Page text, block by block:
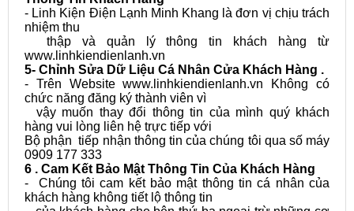
- Linh Kiện Điện Lạnh Minh Khang là đơn vị chịu trách
nhiệm thu
thập và quản lý thông tin khách hàng từ
www.linhkiendienlanh.vn
5- Chỉnh Sửa Dữ Liệu Cá Nhân Cửa Khách Hàng .
- Trên Website www.linhkiendienlanh.vn Không có
chức năng đăng ký thành viên vì
vậy muốn thay đổi thông tin của mình quý khách
hàng vui lòng liên hệ trực tiếp với
Bộ phận tiếp nhận thông tin của chúng tôi qua số máy
0909 177 333
6 . Cam Kết Bảo Mật Thông Tin Của Khách Hàng
- Chúng tôi cam kết bảo mật thông tin cá nhân của
khách hàng không tiết lộ thông tin